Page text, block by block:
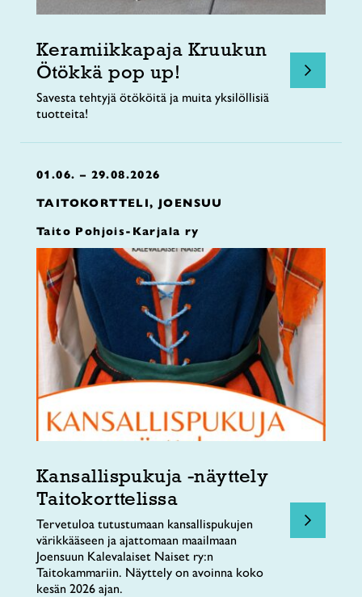
Keramiikkapaja Kruukun
Ötökkä pop up!
Savesta tehtyjä ötököitä ja muita yksilöllisiä
tuotteita!
01.06. – 29.08.2026
TAITOKORTTELI, JOENSUU
Taito Pohjois-Karjala ry
Kansallispukuja -näyttely
Taitokorttelissa
Tervetuloa tutustumaan kansallispukujen
värikkääseen ja ajattomaan maailmaan
Joensuun Kalevalaiset Naiset ry:n
Taitokammariin. Näyttely on avoinna koko
kesän 2026 ajan.